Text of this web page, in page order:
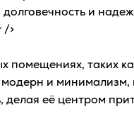
и
/>
таких
и минимализм,
делая её центром